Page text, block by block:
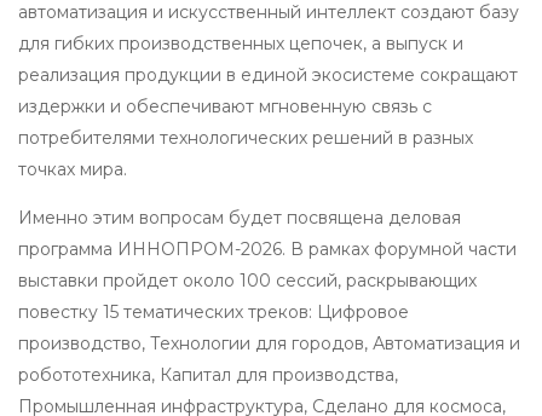
автоматизация и искусственный интеллект создают базу
для гибких производственных цепочек, а выпуск и
реализация продукции в единой экосистеме сокращают
издержки и обеспечивают мгновенную связь с
потребителями технологических решений в разных
точках мира.
Именно этим вопросам будет посвящена деловая
программа ИННОПРОМ-2026. В рамках форумной части
выставки пройдет около 100 сессий, раскрывающих
повестку 15 тематических треков: Цифровое
производство, Технологии для городов, Автоматизация и
робототехника, Капитал для производства,
Промышленная инфраструктура, Сделано для космоса,